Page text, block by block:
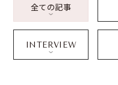
全ての記事
INTERVIEW